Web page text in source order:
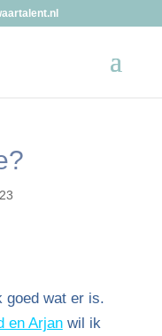
goed wat er is.
en Arjan wil ik